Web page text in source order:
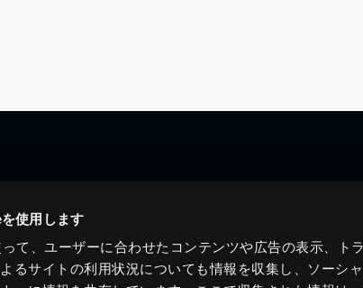
使用します
て、ユーザーに合わせたコンテンツや広告の表示、ト
るサイトの利用状況についても情報を収集し、ソーシ